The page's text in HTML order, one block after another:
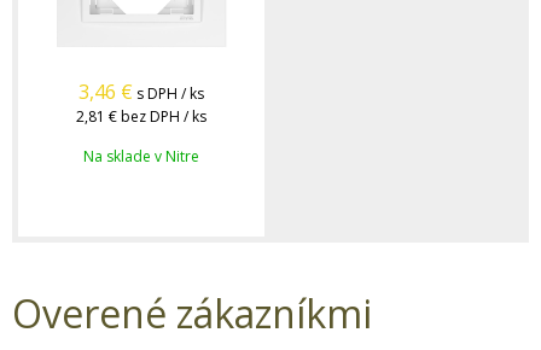
3,46 € s DPH / ks
2,81 €bez DPH / ks
Na sklade v Nitre
Overené zákazníkmi